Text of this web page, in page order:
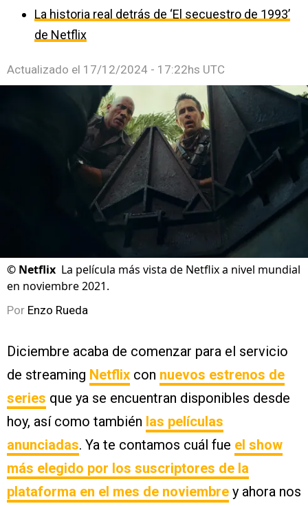
La historia real detrás de ‘El secuestro de 1993’
de Netflix
Actualizado el 17/12/2024 - 17:22hs UTC
© Netflix La película más vista de Netflix a nivel mundial
en noviembre 2021.
Por Enzo Rueda
Diciembre acaba de comenzar para el servicio
de streaming Netflix con nuevos estrenos de
series que ya se encuentran disponibles desde
hoy, así como también las películas
anunciadas. Ya te contamos cuál fue el show
más elegido por los suscriptores de la
plataforma en el mes de noviembre y ahora nos